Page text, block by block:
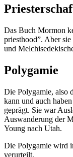
Das Buch Mormon
priesthood”. Aber
und
Polygamie
Die Polygamie, also
kann und auch
geprägt. Sie war
Auswanderung der
Young nach Utah.
Die Polygamie wird
verurteilt.